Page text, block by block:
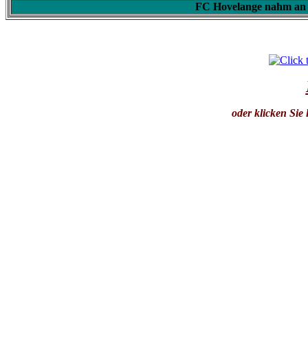
FC Hovelange nahm
oder klicken Sie